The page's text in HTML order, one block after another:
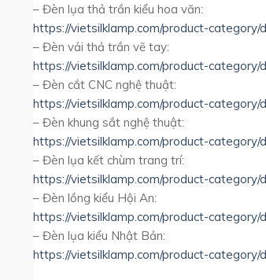
– Đèn lụa thả trần kiểu hoa văn:
https://vietsilklamp.com/product-
– Đèn vải thả trần vẽ tay:
https://vietsilklamp.com/product-
– Đèn cắt CNC nghệ thuật:
https://vietsilklamp.com/product-
– Đèn khung sắt nghệ thuật:
https://vietsilklamp.com/product-
– Đèn lụa kết chùm trang trí:
https://vietsilklamp.com/product-
– Đèn lồng kiểu Hội An:
https://vietsilklamp.com/product-
– Đèn lụa kiểu Nhật Bản:
https://vietsilklamp.com/product-